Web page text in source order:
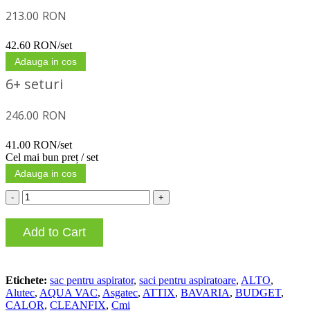
213.00 RON
42.60 RON/set
Adauga in cos
6+ seturi
246.00 RON
41.00 RON/set
Cel mai bun preț / set
Adauga in cos
- +
Add to Cart
Etichete: sac pentru aspirator, saci pentru aspiratoare, ALTO,
Alutec, AQUA VAC, Asgatec, ATTIX, BAVARIA, BUDGET,
CALOR, CLEANFIX, Cmi